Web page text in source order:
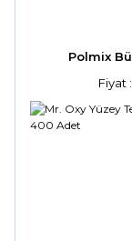
Polmix
Fiyat :